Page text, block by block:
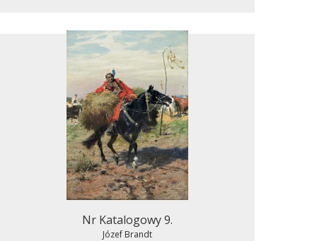
Nr Katalogowy 9.
Józef Brandt